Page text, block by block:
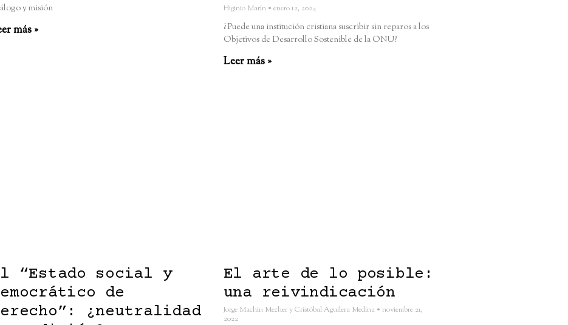
y misión
más »
Higinio Marín enero 12, 2024
¿Puede una institución cristiana suscribir sin reparos a los
Objetivos de Desarrollo Sostenible de la ONU?
Leer más »
“Estado social y
de
¿neutralidad
El arte de lo posible:
una reivindicación
Jorge Machín Mezher y Cristóbal Aguilera Medina
noviembre 21,
2022